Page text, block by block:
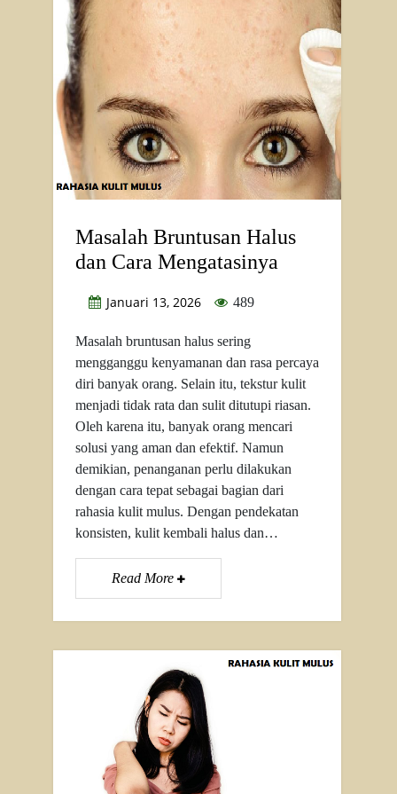
Masalah Bruntusan Halus
dan Cara Mengatasinya
Januari 13, 2026 489
Masalah bruntusan halus sering
mengganggu kenyamanan dan rasa percaya
diri banyak orang. Selain itu, tekstur kulit
menjadi tidak rata dan sulit ditutupi riasan.
Oleh karena itu, banyak orang mencari
solusi yang aman dan efektif. Namun
demikian, penanganan perlu dilakukan
dengan cara tepat sebagai bagian dari
rahasia kulit mulus. Dengan pendekatan
konsisten, kulit kembali halus dan…
Read More